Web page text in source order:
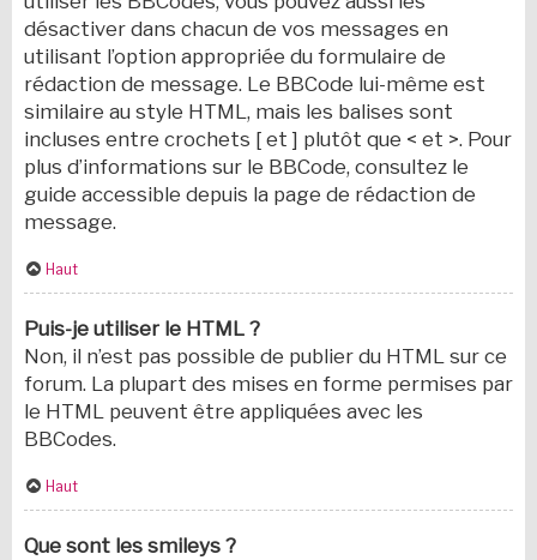
désactiver dans chacun de vos messages en
utilisant l’option appropriée du formulaire de
rédaction de message. Le BBCode lui-même est
similaire au style HTML, mais les balises sont
incluses entre crochets [ et ] plutôt que < et >. Pour
plus d’informations sur le BBCode, consultez le
guide accessible depuis la page de rédaction de
message.
Haut
Puis-je utiliser le HTML ?
Non, il n’est pas possible de publier du HTML sur ce
forum. La plupart des mises en forme permises par
le HTML peuvent être appliquées avec les
BBCodes.
Haut
Que sont les smileys ?